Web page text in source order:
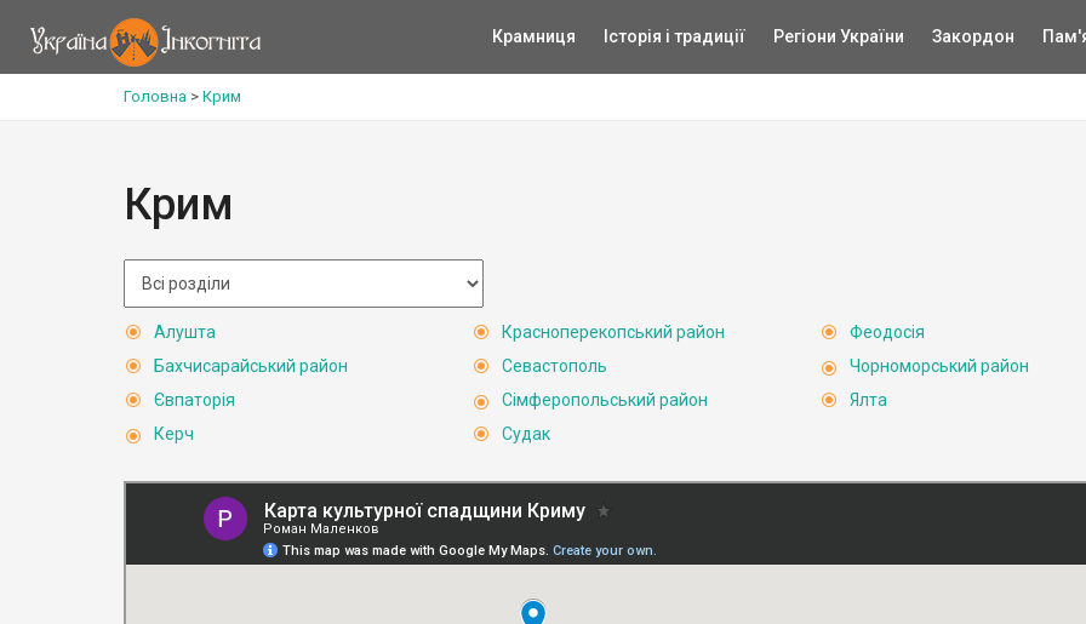
Крамниця Історія і традиції Регіони України Закордон
Головна > Крим
Крим
Алушта
Бахчисарайський район
Євпаторія
Керч
Красноперекопський район
Севастополь
Сімферопольський район
Судак
Феодосія
Чорноморський район
Ялта